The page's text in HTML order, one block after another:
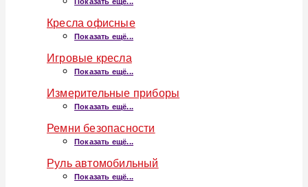
Кресла офисные
Показать ещё...
Игровые кресла
Показать ещё...
Измерительные приборы
Показать ещё...
Ремни безопасности
Показать ещё...
Руль автомобильный
Показать ещё...